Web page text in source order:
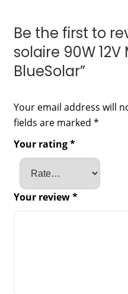
Be the first to
solaire 90W 12V
BlueSolar”
Your email address will
fields are marked *
Your rating*
Your review*